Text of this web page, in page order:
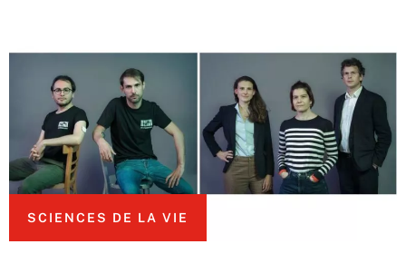
SCIENCES DE LA VIE